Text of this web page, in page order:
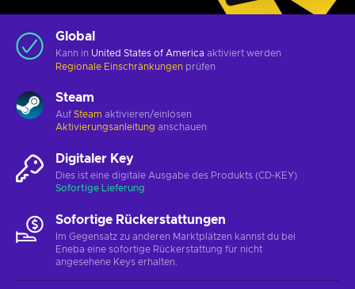
Global
Kann in United States of America aktiviert werden
Regionale Einschränkungen prüfen
Steam
Auf Steam aktivieren/einlösen
Aktivierungsanleitung anschauen
Digitaler Key
Dies ist eine digitale Ausgabe des Produkts (CD-KEY)
Sofortige Lieferung
Sofortige Rückerstattungen
Im Gegensatz zu anderen Marktplätzen kannst du bei
Eneba eine sofortige Rückerstattung für nicht
angesehene Keys erhalten.